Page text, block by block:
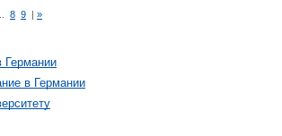
8 9 | »
Германии
в Германии